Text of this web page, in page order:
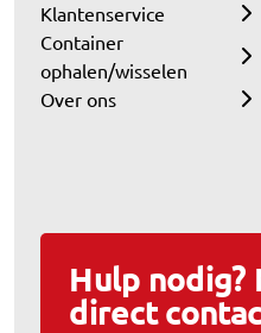
Klantenservice
Container
ophalen/wisselen
Over ons
Hulp nodig?
direct